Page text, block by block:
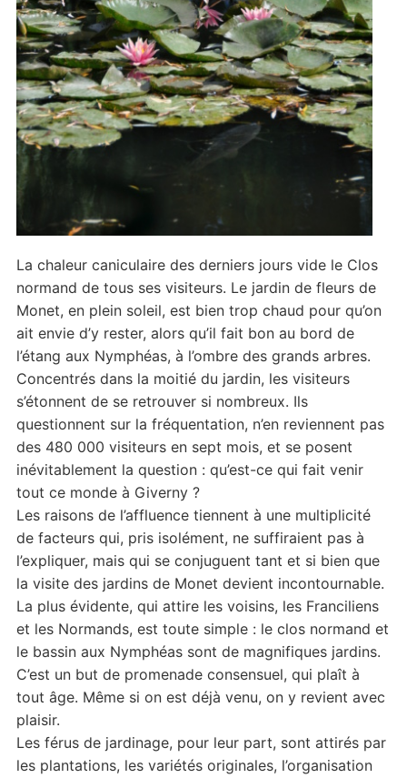
La chaleur caniculaire des derniers jours vide le Clos
normand de tous ses visiteurs. Le jardin de fleurs de
Monet, en plein soleil, est bien trop chaud pour qu’on
ait envie d’y rester, alors qu’il fait bon au bord de
l’étang aux Nymphéas, à l’ombre des grands arbres.
Concentrés dans la moitié du jardin, les visiteurs
s’étonnent de se retrouver si nombreux. Ils
questionnent sur la fréquentation, n’en reviennent pas
des 480 000 visiteurs en sept mois, et se posent
inévitablement la question : qu’est-ce qui fait venir
tout ce monde à Giverny ?
Les raisons de l’affluence tiennent à une multiplicité
de facteurs qui, pris isolément, ne suffiraient pas à
l’expliquer, mais qui se conjuguent tant et si bien que
la visite des jardins de Monet devient incontournable.
La plus évidente, qui attire les voisins, les Franciliens
et les Normands, est toute simple : le clos normand et
le bassin aux Nymphéas sont de magnifiques jardins.
C’est un but de promenade consensuel, qui plaît à
tout âge. Même si on est déjà venu, on y revient avec
plaisir.
Les férus de jardinage, pour leur part, sont attirés par
les plantations, les variétés originales, l’organisation